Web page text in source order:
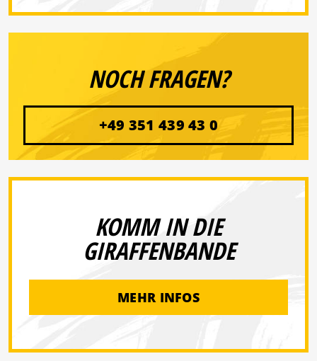
NOCH FRAGEN?
+49 351 439 43 0
KOMM IN DIE
GIRAFFENBANDE
MEHR INFOS